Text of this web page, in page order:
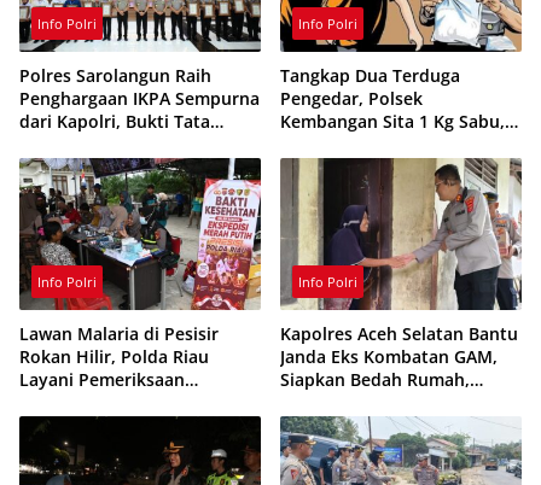
Info Polri
Polres Sarolangun Raih
Penghargaan IKPA Sempurna
dari Kapolri, Bukti Tata
Berintegritas
Info Polri
Tangkap Dua Terduga
Pengedar, Polsek
Kembangan Sita 1 Kg Sabu,
Ribu Butir Obat Keras
Info Polri
Lawan Malaria di Pesisir
Rokan Hilir, Polda Riau
Layani Pemeriksaan
Info Polri
Kapolres Aceh Selatan Bantu
Janda Eks Kombatan GAM,
Siapkan Bedah Rumah,
Usaha